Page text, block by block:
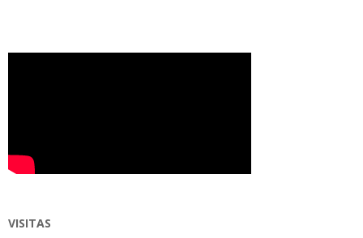
VISITAS